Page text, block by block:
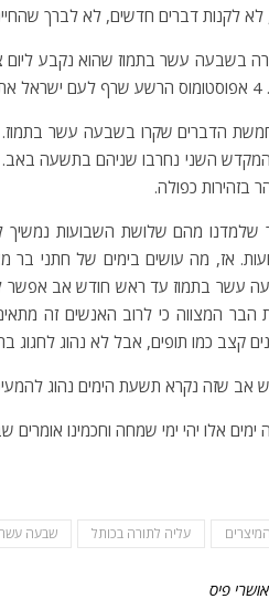
לקנות דברים חדשים, לא לברך
הדברים שקרו בשבעה עשר בתמוז.
המקדש השני נחרבו שניהם בתשעה באב.
בזהירות כפולה.
שלמדנו מהם שלושת השבועות נמשיך
אז, מה עושים בימים של חתני בר
עשר בתמוז עד ראש חודש אב אפשר
הבר המצווה כי לרוב האנשים זה
קצב כמו תופים, אבל לא נהוג לחגוג
אב שזה נקרא תשעת הימים נהוג
ימים אלו יהי ימי שמחה וחכמינו
עליה לתורה בכותל שבעה עשר
אושרי פיס